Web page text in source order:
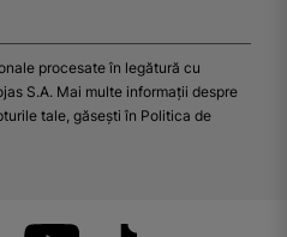
procesate în legătură cu
S.A. Mai multe informații despre
tale, găsești în Politica de